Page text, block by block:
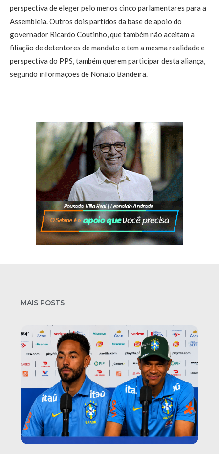
perspectiva de eleger pelo menos cinco parlamentares para a
Assembleia. Outros dois partidos da base de apoio do
governador Ricardo Coutinho, que também não aceitam a
filiação de detentores de mandato e tem a mesma realidade e
perspectiva do PPS, também querem participar desta aliança,
segundo informações de Nonato Bandeira.
MAIS POSTS